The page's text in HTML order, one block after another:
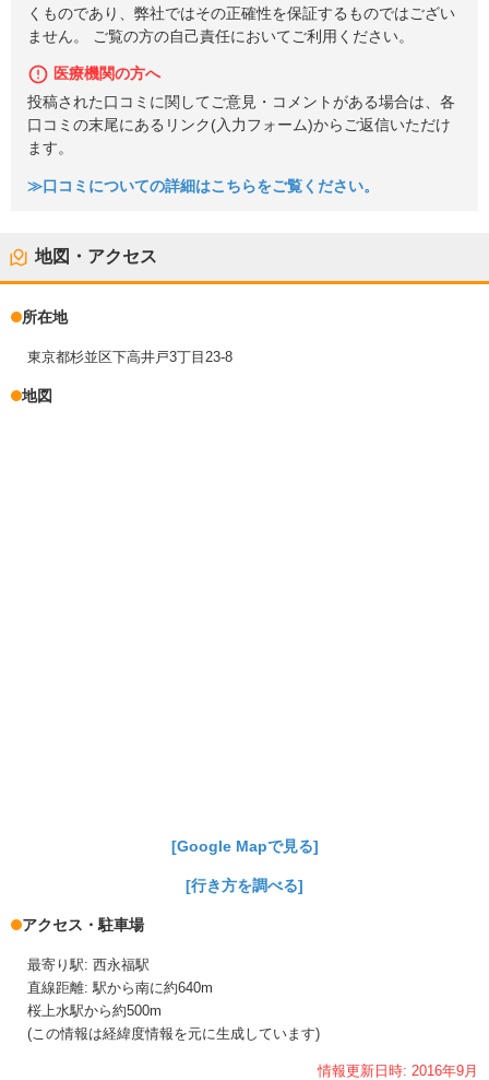
くものであり、弊社ではその正確性を保証するものではござい
ません。 ご覧の方の自己責任においてご利用ください。
医療機関の方へ
投稿された口コミに関してご意見・コメントがある場合は、各
口コミの末尾にあるリンク(入力フォーム)からご返信いただけ
ます。
≫口コミについての詳細はこちらをご覧ください。
地図・アクセス
所在地
東京都杉並区下高井戸3丁目23-8
地図
[Google Mapで見る]
[行き方を調べる]
アクセス・駐車場
最寄り駅: 西永福駅
直線距離: 駅から南に約640m
桜上水駅から約500m
(この情報は経緯度情報を元に生成しています)
情報更新日時: 2016年9月